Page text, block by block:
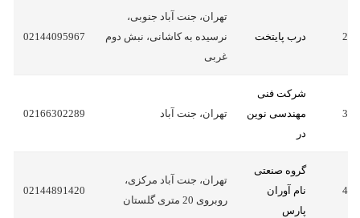
2 درب پایتخت
تهران، جنت آباد جنوبی،
نرسیده به کاشانی، نبش دوم
غربی
02144095967
3
شرکت فنی
مهندسی نوین
در
تهران، جنت آباد 02166302289
4
گروه صنعتی
نام آوران
پارس
تهران، جنت آباد مرکزی،
روبروی 20 متری گلستان
02144891420